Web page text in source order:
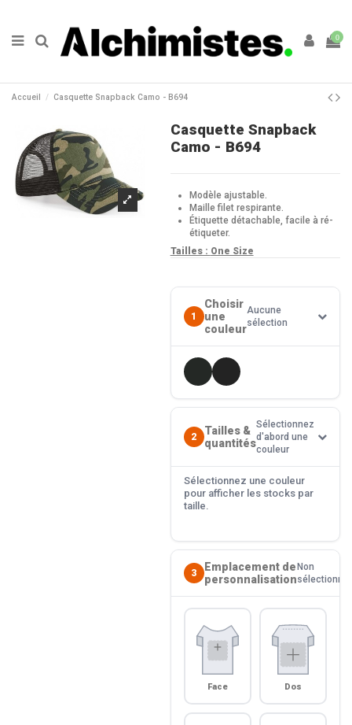
0
Accueil Casquette Snapback Camo - B694
Casquette Snapback
Camo - B694
Modèle ajustable.
Maille filet respirante.
Étiquette détachable, facile à ré-
étiqueter.
Tailles : One Size
1
Choisir
une
couleur
Aucune
sélection
2
Tailles &
quantités
Sélectionnez
d'abord une
couleur
Sélectionnez une couleur
pour afficher les stocks par
taille.
3
Emplacement de
personnalisation
Non
sélectionné
Face Dos